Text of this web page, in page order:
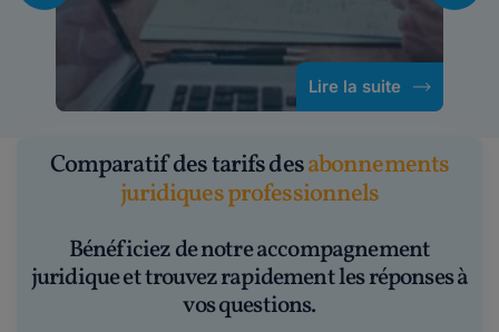
Lire la suite
Comparatif des tarifs desabonnements
juridiques professionnels
Bénéficiez de notre accompagnement
juridique et trouvez rapidement les réponses à
vos questions.